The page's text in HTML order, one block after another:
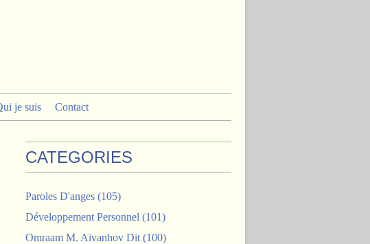
je suis Contact
CATEGORIES
Paroles D'anges (105)
Développement Personnel (101)
Omraam M. Aivanhov Dit (100)